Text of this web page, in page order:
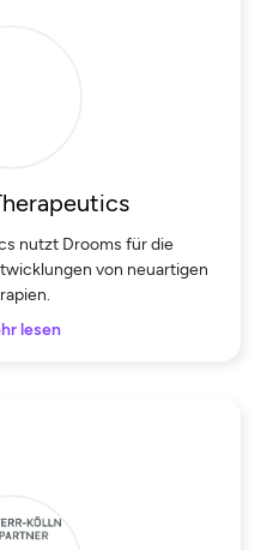
nutzt Drooms für die
von neuartigen
lesen